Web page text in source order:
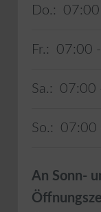
Do.:
Fr.: 07:00
Sa.: 07:00
So.: 07:00
An Sonn-